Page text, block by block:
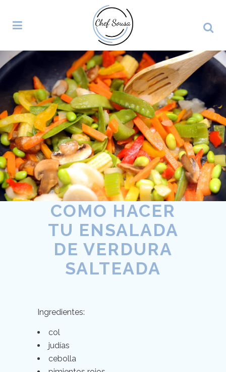
COMO HACER
TU ENSALADA
DE VERDURA
SALTEADA
Ingredientes:
col
judías
cebolla